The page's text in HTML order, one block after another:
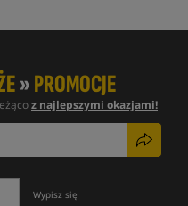
»PROMOCJE
z najlepszymi okazjami!
Wypisz się